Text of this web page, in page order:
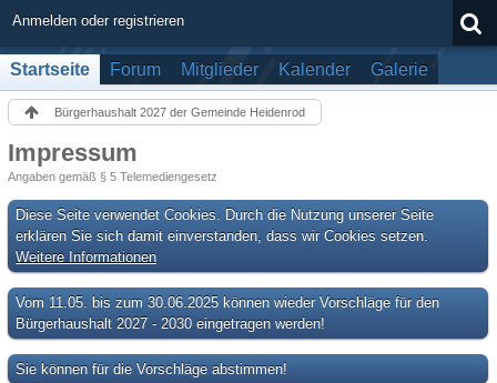
Anmelden oder registrieren
Startseite Forum Mitglieder Kalender Galerie
Bürgerhaushalt 2027 der Gemeinde Heidenrod
Impressum
Angaben gemäß § 5 Telemediengesetz
Diese Seite verwendet Cookies. Durch die Nutzung unserer Seite
erklären Sie sich damit einverstanden, dass wir Cookies setzen.
Weitere Informationen
Vom 11.05. bis zum 30.06.2025 können wieder Vorschläge für den
Bürgerhaushalt 2027 - 2030 eingetragen werden!
Sie können für die Vorschläge abstimmen!